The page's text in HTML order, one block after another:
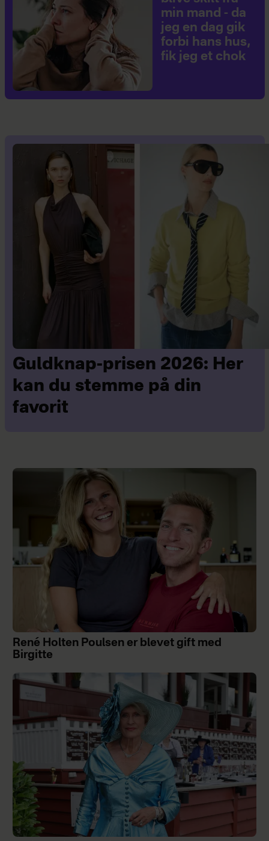
min mand - da
jeg en dag gik
forbi hans hus,
fik jeg et chok
Guldknap-prisen 2026: Her
kan du stemme på din
favorit
René Holten Poulsen er blevet gift med
Birgitte